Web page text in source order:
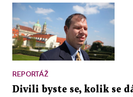
REPORTÁŽ
Divili byste se, kolik se